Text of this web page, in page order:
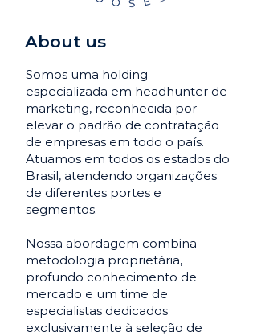
About us
Somos uma holding
especializada em headhunter de
marketing, reconhecida por
elevar o padrão de contratação
de empresas em todo o país.
Atuamos em todos os estados do
Brasil, atendendo organizações
de diferentes portes e
segmentos.
Nossa abordagem combina
metodologia proprietária,
profundo conhecimento de
mercado e um time de
especialistas dedicados
exclusivamente à seleção de